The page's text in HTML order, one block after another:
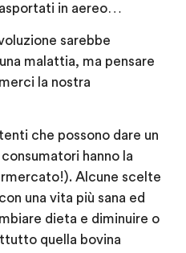
in aereo…
sarebbe
malattia, ma pensare
la nostra
che possono dare un
hanno la
Alcune scelte
una vita più sana ed
dieta e diminuire o
quella bovina